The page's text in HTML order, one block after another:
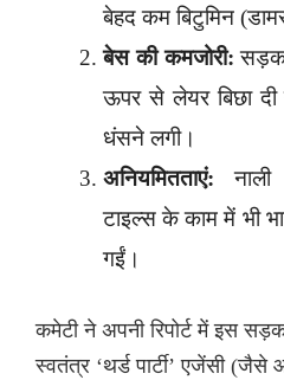
बेहद कम बिटुमिन
बेस की कमजोरी: सड़क
ऊपर से लेयर बिछा
धंसने लगी।
अनियमितताएं: नाली
टाइल्स के काम में भी
गईं।
कमेटी ने अपनी रिपोर्ट में इस
स्वतंत्र ‘थर्ड पार्टी’ एजेंसी